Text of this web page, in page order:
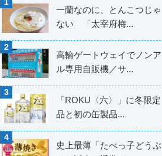
一蘭なのに、とんこつじゃ
ない 「太宰府梅...
高輪ゲートウェイでノンア
ル専用自販機／サ...
「ROKU〈六〉」に冬限定
品と初の缶製品...
史上最薄「たべっ子どうぶ